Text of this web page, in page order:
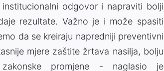
odgovor i napraviti bolji
rezultate. Važno je i može spasiti
da se kreiraju napredniji preventivni
mjere zaštite žrtava nasilja, bolju
zakonske promjene - naglasio je